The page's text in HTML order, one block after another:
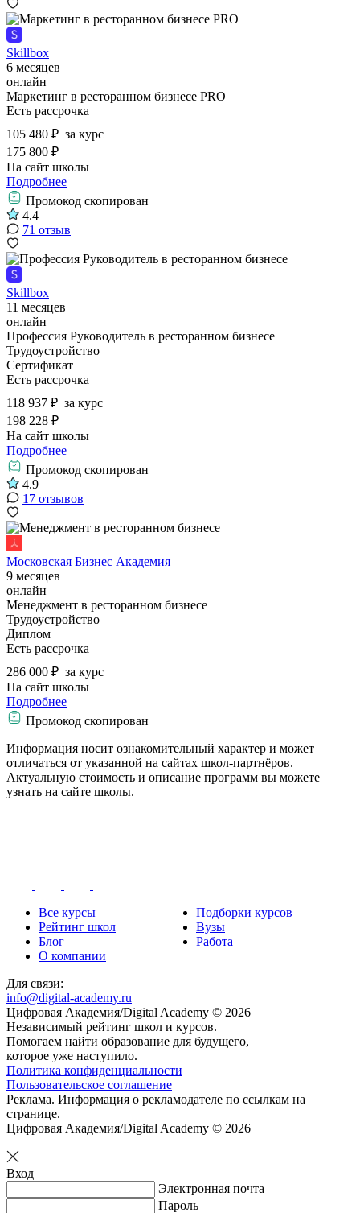
Skillbox
6 месяцев
онлайн
Маркетинг в ресторанном бизнесе PRO
Есть рассрочка
105 480 ₽ за курс
175 800 ₽
На сайт школы
Подробнее
Промокод скопирован
4.4
71 отзыв
Skillbox
11 месяцев
онлайн
Профессия Руководитель в ресторанном бизнесе
Трудоустройство
Сертификат
Есть рассрочка
118 937 ₽ за курс
198 228 ₽
На сайт школы
Подробнее
Промокод скопирован
4.9
17 отзывов
Московская Бизнес Академия
9 месяцев
онлайн
Менеджмент в ресторанном бизнесе
Трудоустройство
Диплом
Есть рассрочка
286 000 ₽ за курс
На сайт школы
Подробнее
Промокод скопирован
Информация носит ознакомительный характер и может
отличаться от указанной на сайтах школ-партнёров.
Актуальную стоимость и описание программ вы можете
узнать на сайте школы.
Все курсы
Подборки курсов
Рейтинг школ
Вузы
Блог
Работа
О компании
Для связи:
info@digital-academy.ru
Цифровая Академия/Digital Academy © 2026
Независимый рейтинг школ и курсов.
Помогаем найти образование для будущего,
которое уже наступило.
Политика конфиденциальности
Пользовательское соглашение
Реклама. Информация о рекламодателе по ссылкам на
странице.
Цифровая Академия/Digital Academy © 2026
Вход
Электронная почта
Пароль